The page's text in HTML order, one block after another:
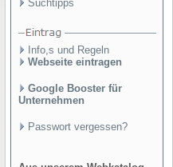
Suchtipps
Info,s und Regeln
Webseite eintragen
Google Booster für
Unternehmen
Passwort vergessen?